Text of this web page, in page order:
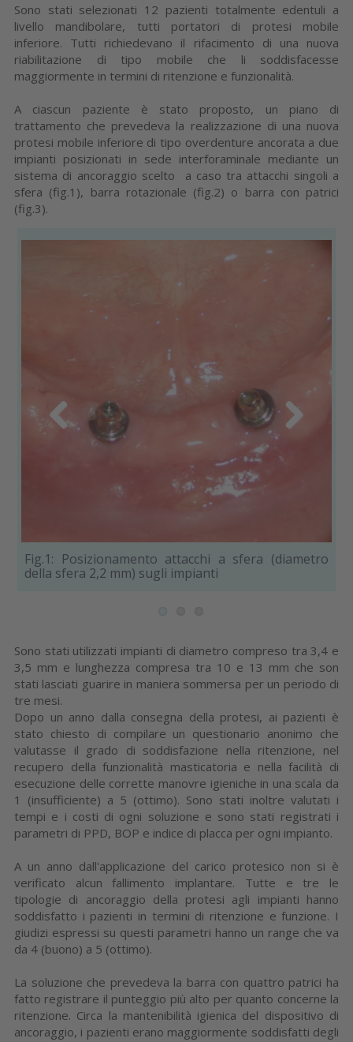
Sono stati selezionati 12 pazienti totalmente edentuli a
livello mandibolare, tutti portatori di protesi mobile
inferiore. Tutti richiedevano il rifacimento di una nuova
riabilitazione di tipo mobile che li soddisfacesse
maggiormente in termini di ritenzione e funzionalità.
A ciascun paziente è stato proposto, un piano di
trattamento che prevedeva la realizzazione di una nuova
protesi mobile inferiore di tipo overdenture ancorata a due
impianti posizionati in sede interforaminale mediante un
sistema di ancoraggio scelto a caso tra attacchi singoli a
sfera (fig.1), barra rotazionale (fig.2) o barra con patrici
(fig.3).
Fig.1: Posizionamento attacchi a sfera (diametro
della sfera 2,2 mm) sugli impianti
Previous
Sono stati utilizzati impianti di diametro compreso tra 3,4 e
3,5 mm e lunghezza compresa tra 10 e 13 mm che son
stati lasciati guarire in maniera sommersa per un periodo di
tre mesi.
Dopo un anno dalla consegna della protesi, ai pazienti è
stato chiesto di compilare un questionario anonimo che
valutasse il grado di soddisfazione nella ritenzione, nel
recupero della funzionalità masticatoria e nella facilità di
esecuzione delle corrette manovre igieniche in una scala da
1 (insufficiente) a 5 (ottimo). Sono stati inoltre valutati i
tempi e i costi di ogni soluzione e sono stati registrati i
parametri di PPD, BOP e indice di placca per ogni impianto.
A un anno dall'applicazione del carico protesico non si è
verificato alcun fallimento implantare. Tutte e tre le
tipologie di ancoraggio della protesi agli impianti hanno
soddisfatto i pazienti in termini di ritenzione e funzione. I
giudizi espressi su questi parametri hanno un range che va
da 4 (buono) a 5 (ottimo).
La soluzione che prevedeva la barra con quattro patrici ha
fatto registrare il punteggio più alto per quanto concerne la
ritenzione. Circa la mantenibilità igienica del dispositivo di
ancoraggio, i pazienti erano maggiormente soddisfatti degli